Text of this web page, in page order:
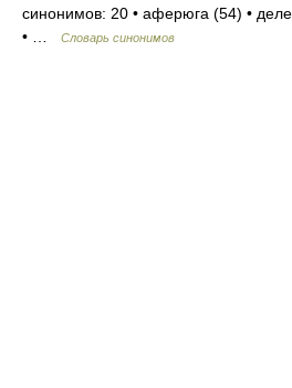
синонимов: 20 • аферюга (54) •
• …
Словарь синонимов